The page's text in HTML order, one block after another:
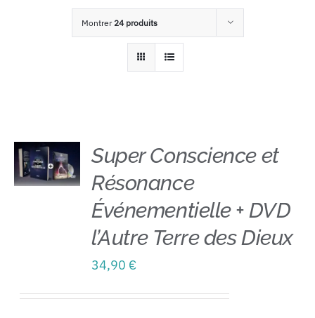
Voyages conférences
Montrer 24 produits
AJOUTER
Super Conscience et
Résonance
Événementielle + DVD
l’Autre Terre des Dieux
34,90 €